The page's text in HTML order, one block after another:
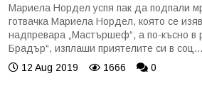
Мариела Нордел успя пак да подпали
готвачка Мариела Нордел, която се
надпревара „Мастършеф“, а по-късно в
Брадър“, изплаши приятелите си в соц...
12 Aug 2019
1666 0